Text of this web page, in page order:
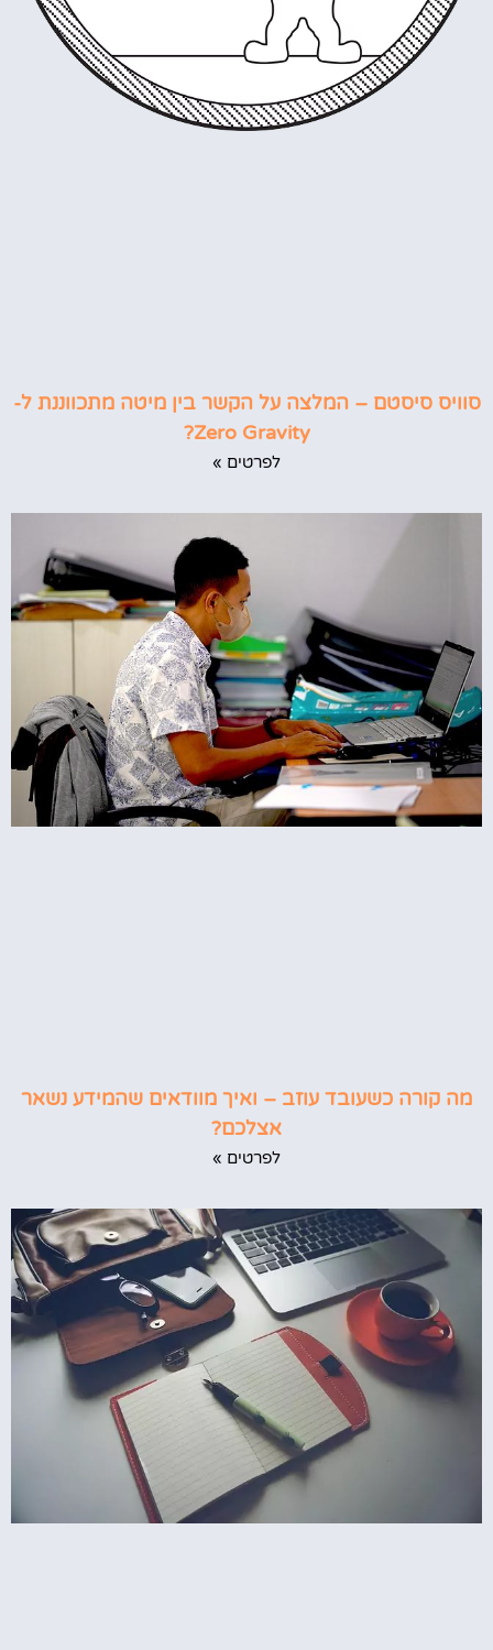
סוויס סיסטם – המלצה על הקשר בין מיטה מתכווננת ל-
Zero Gravity?
לפרטים »
מה קורה כשעובד עוזב – ואיך מוודאים שהמידע נשאר
אצלכם?
לפרטים »